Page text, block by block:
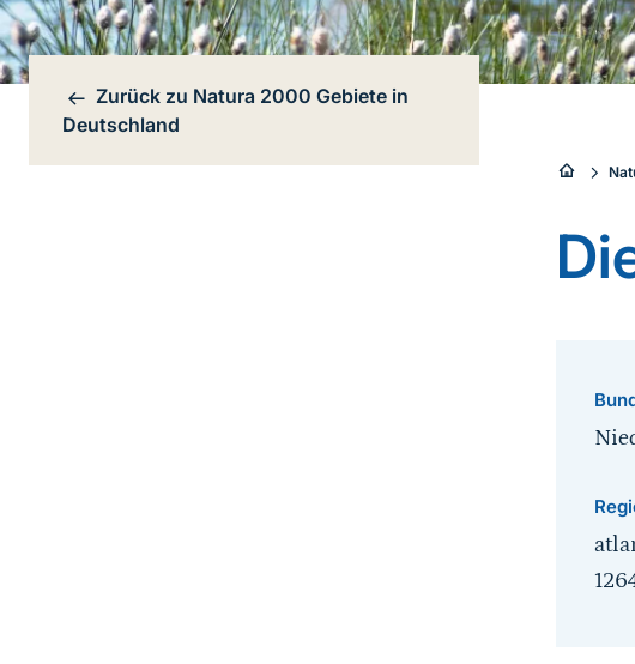
Bereichsnavigation
Zurück zu Natura 2000 Gebiete in
Deutschland
Sie
sind
hier: